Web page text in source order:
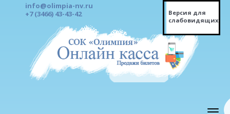
info@olimpia-nv.ru
+7 (3466) 43-43-42
Версия для
слабовидящих